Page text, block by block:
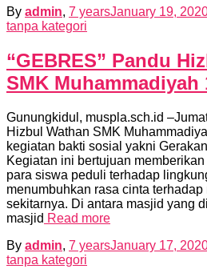
By admin, 7 yearsJanuary 19,
tanpa kategori
“GEBRES” Pandu
SMK Muhammadiyah
Gunungkidul, muspla.sch.id
Hizbul Wathan SMK
kegiatan bakti sosial yakni
Kegiatan ini bertujuan
para siswa peduli terhadap
menumbuhkan rasa cinta
sekitarnya. Di antara masjid yang
masjid Read more
By admin, 7 yearsJanuary 17,
tanpa kategori